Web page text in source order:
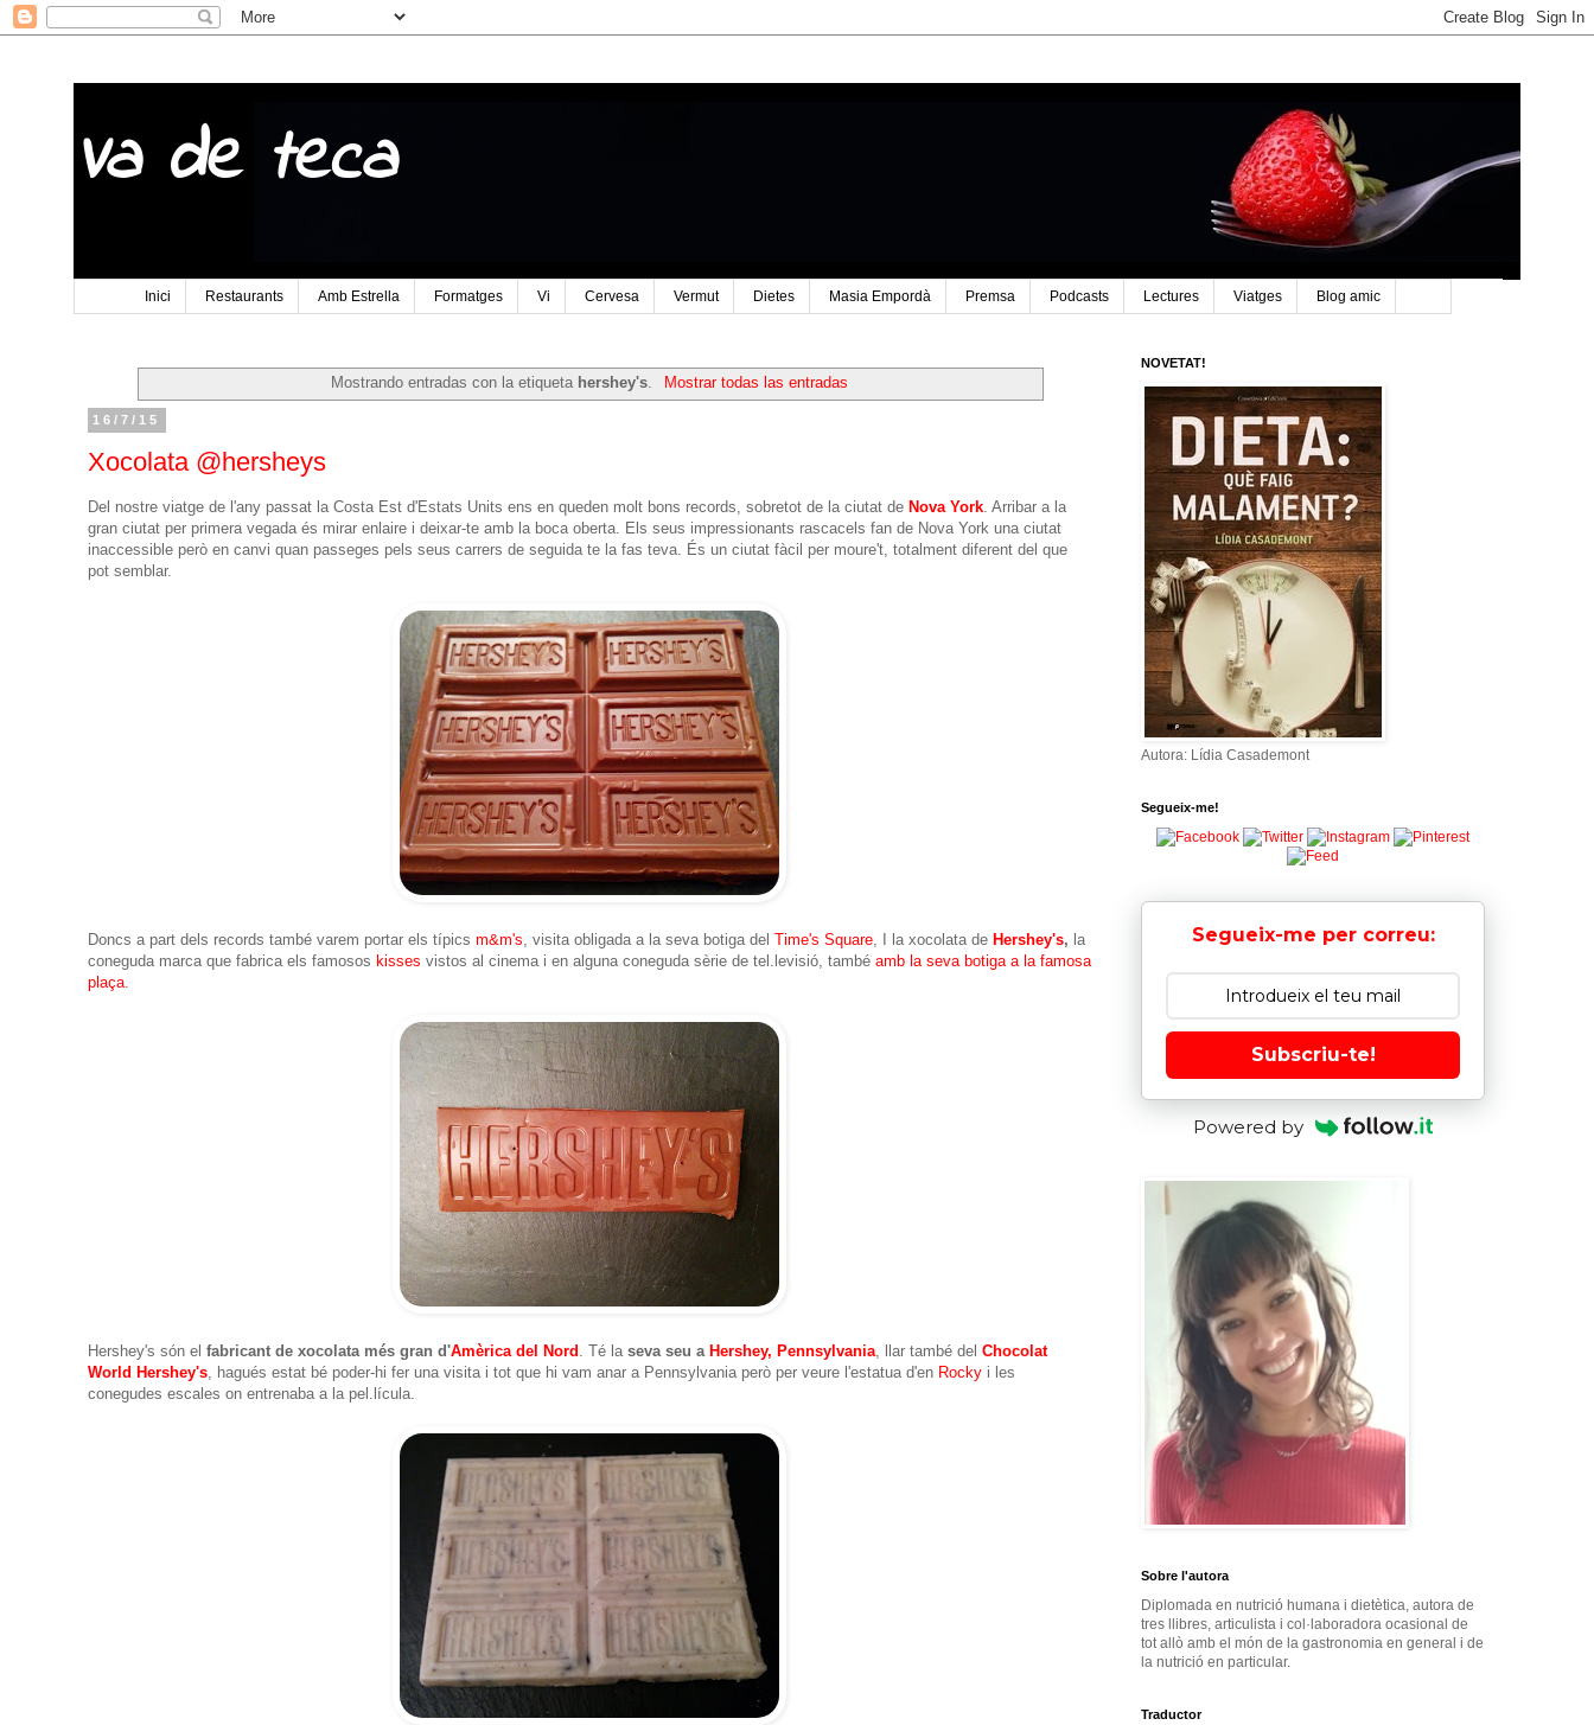
Va de teca
Inici Restaurants Amb Estrella Formatges Vi Cervesa Vermut Dietes Masia Empordà Premsa Podcasts Lectures Viatges Blog amic
Mostrando entradas con la etiqueta hershey's. Mostrar todas las entradas
16/7/15
Xocolata @hersheys
Del nostre viatge de l'any passat la Costa Est d'Estats Units ens en queden molt bons records, sobretot de la ciutat de Nova York . Arribar a la
gran ciutat per primera vegada és mirar enlaire i deixar-te amb la boca oberta. Els seus impressionants rascacels fan de Nova York una ciutat
inaccessible però en canvi quan passeges pels seus carrers de seguida te la fas teva. És un ciutat fàcil per moure't, totalment diferent del que
pot semblar.
Doncs a part dels records també varem portar els típics m&m's , visita obligada a la seva botiga del Time's Square , I la xocolata de Hershey's, la
coneguda marca que fabrica els famosos kisses vistos al cinema i en alguna coneguda sèrie de tel.levisió, també amb la seva botiga a la famosa
plaça
Hershey's són el fabricant de xocolata més gran d'Amèrica del Nord . Té la seva seu a Hershey, Pennsylvania , llar també del Chocolat
World Hershey's , hagués estat bé poder-hi fer una visita i tot que hi vam anar a Pennsylvania però per veure l'estatua d'en Rocky i les
conegudes escales on entrenaba a la pel.lícula.
NOVETAT!
Autora: Lídia Casademont
Segueix-me!
Segueix-me per correu:
Subscriu-te!
Powered by
Sobre l'autora
Diplomada en nutrició humana i dietètica, autora de
tres llibres, articulista i col·laboradora ocasional de
tot allò amb el món de la gastronomia en general i de
la nutrició en particular.
Traductor